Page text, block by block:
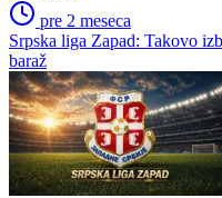
pre 2 meseca
Srpska liga Zapad: Takovo
baraž